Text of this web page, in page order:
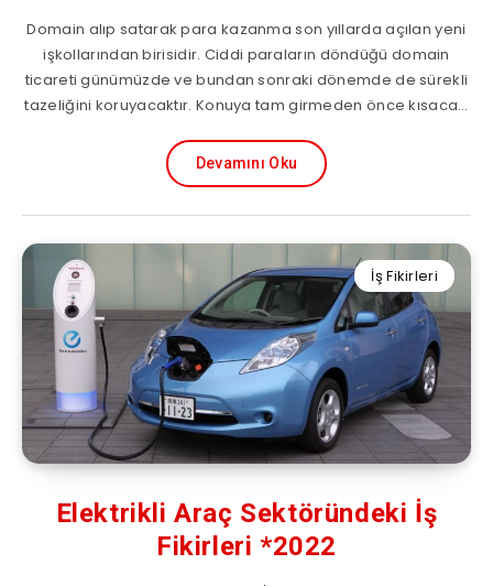
Domain alıp satarak para kazanma son yıllarda açılan yeni
işkollarından birisidir. Ciddi paraların döndüğü domain
ticareti günümüzde ve bundan sonraki dönemde de sürekli
tazeliğini koruyacaktır. Konuya tam girmeden önce kısaca…
Devamını Oku
İş Fikirleri
Elektrikli Araç Sektöründeki İş
Fikirleri *2022